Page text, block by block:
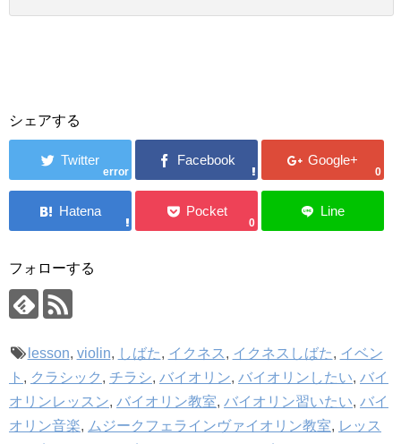
シェアする
error 0
0
フォローする
lesson, violin, しばた, イクネス , イクネスしばた, イベン
ト , クラシック , チラシ, バイオリン, バイオリンしたい, バイ
オリンレッスン, バイオリン教室, バイオリン習いたい, バイ
オリン音楽, ムジークフェラインヴァイオリン教室, レッス